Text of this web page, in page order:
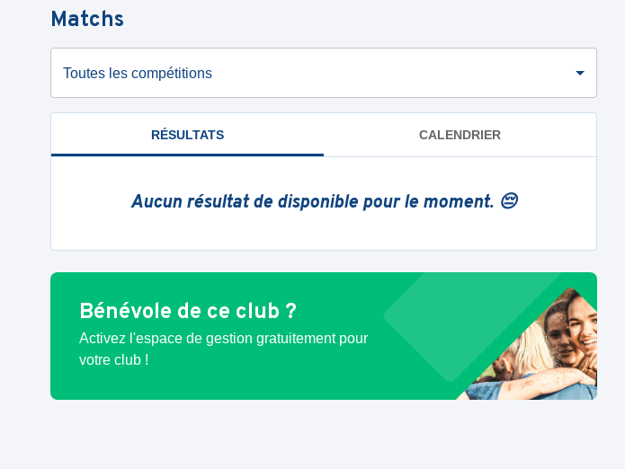
Matchs
Toutes les compétitions
RÉSULTATS CALENDRIER
Aucun résultat de disponible pour le moment. 😔
Bénévole de ce club ?
Activez l'espace de gestion gratuitement pour
votre club !